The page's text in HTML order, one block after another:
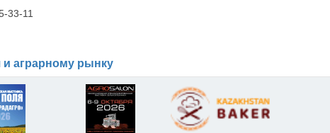
33-11
аграрному рынку